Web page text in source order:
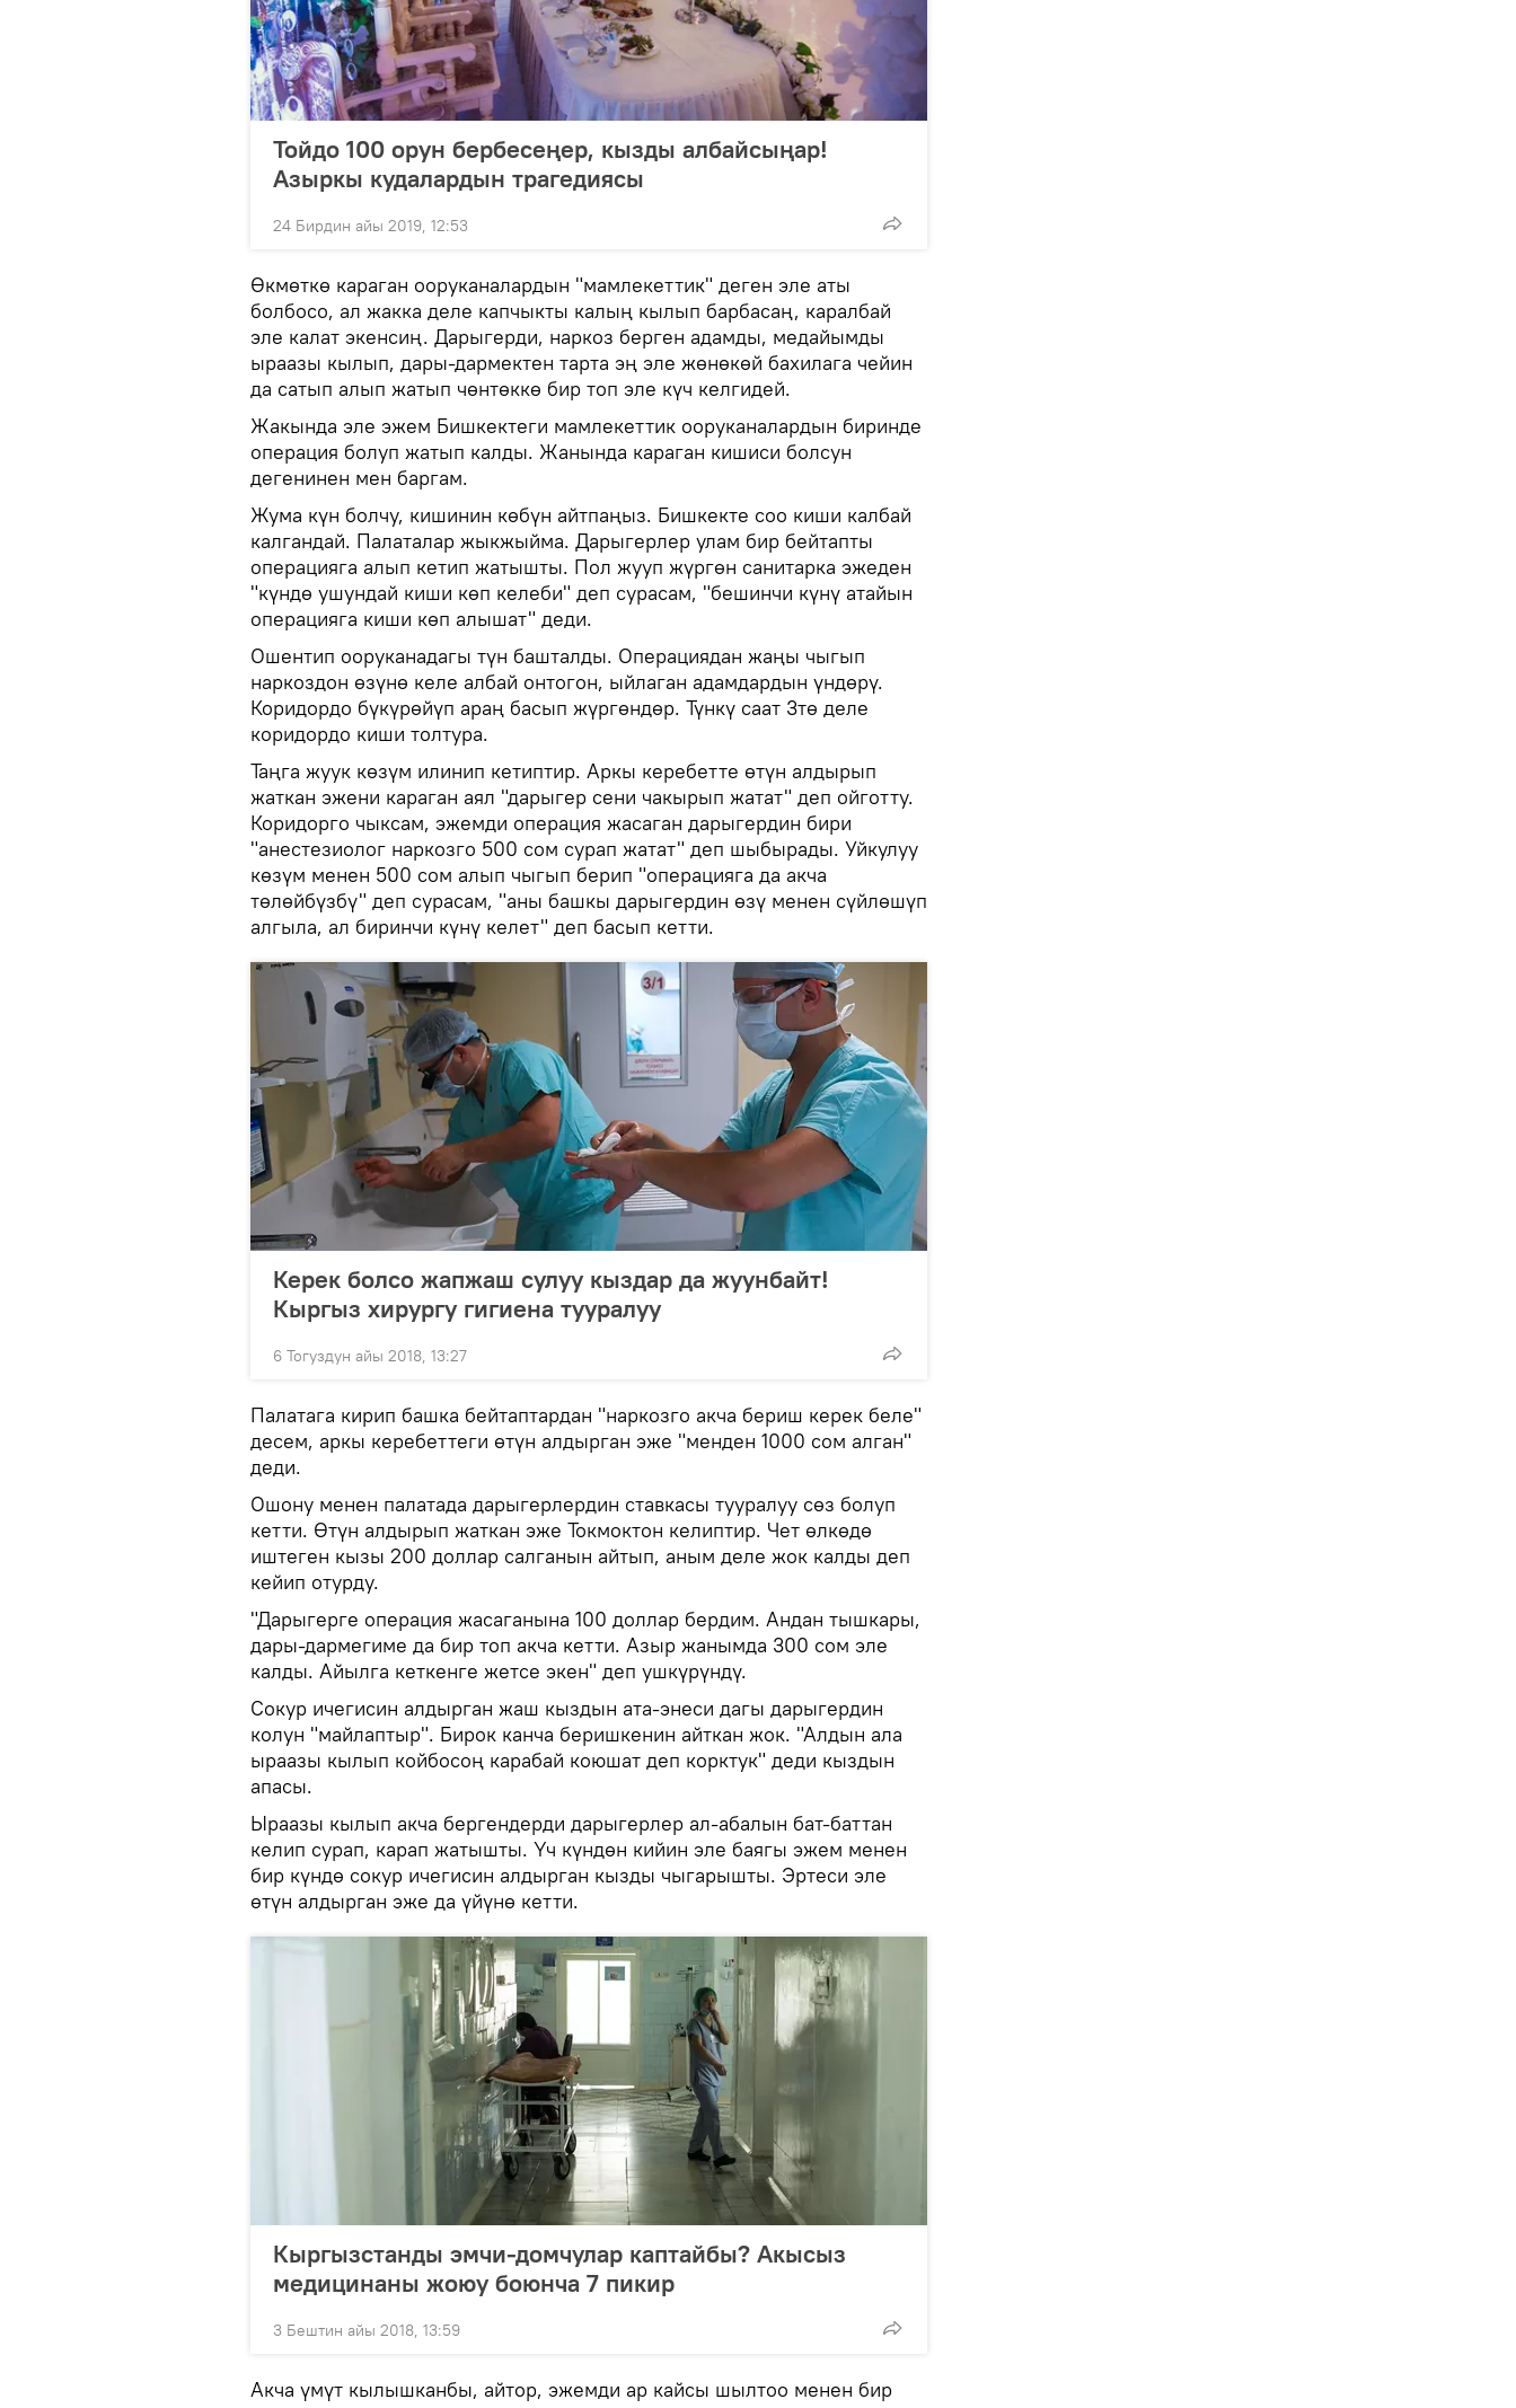
Тойдо 100 орун бербесеңер, кызды албайсыңар!
Азыркы кудалардын трагедиясы
24 Бирдин айы 2019, 12:53
Өкмөткө караган ооруканалардын "мамлекеттик" деген эле аты
болбосо, ал жакка деле капчыкты калың кылып барбасаң, каралбай
эле калат экенсиң. Дарыгерди, наркоз берген адамды, медайымды
ыраазы кылып, дары-дармектен тарта эң эле жөнөкөй бахилага чейин
да сатып алып жатып чөнтөккө бир топ эле күч келгидей.
Жакында эле эжем Бишкектеги мамлекеттик ооруканалардын биринде
операция болуп жатып калды. Жанында караган кишиси болсун
дегенинен мен баргам.
Жума күн болчу, кишинин көбүн айтпаңыз. Бишкекте соо киши калбай
калгандай. Палаталар жыкжыйма. Дарыгерлер улам бир бейтапты
операцияга алып кетип жатышты. Пол жууп жүргөн санитарка эжеден
"күндө ушундай киши көп келеби" деп сурасам, "бешинчи күнү атайын
операцияга киши көп алышат" деди.
Ошентип ооруканадагы түн башталды. Операциядан жаңы чыгып
наркоздон өзүнө келе албай онтогон, ыйлаган адамдардын үндөрү.
Коридордо бүкүрөйүп араң басып жүргөндөр. Түнкү саат 3тө деле
коридордо киши толтура.
Таңга жуук көзүм илинип кетиптир. Аркы керебетте өтүн алдырып
жаткан эжени караган аял "дарыгер сени чакырып жатат" деп ойготту.
Коридорго чыксам, эжемди операция жасаган дарыгердин бири
"анестезиолог наркозго 500 сом сурап жатат" деп шыбырады. Уйкулуу
көзүм менен 500 сом алып чыгып берип "операцияга да акча
төлөйбүзбү" деп сурасам, "аны башкы дарыгердин өзү менен сүйлөшүп
алгыла, ал биринчи күнү келет" деп басып кетти.
Керек болсо жапжаш сулуу кыздар да жуунбайт!
Кыргыз хирургу гигиена тууралуу
6 Тогуздун айы 2018, 13:27
Палатага кирип башка бейтаптардан "наркозго акча бериш керек беле"
десем, аркы керебеттеги өтүн алдырган эже "менден 1000 сом алган"
деди.
Ошону менен палатада дарыгерлердин ставкасы тууралуу сөз болуп
кетти. Өтүн алдырып жаткан эже Токмоктон келиптир. Чет өлкөдө
иштеген кызы 200 доллар салганын айтып, аным деле жок калды деп
кейип отурду.
"Дарыгерге операция жасаганына 100 доллар бердим. Андан тышкары,
дары-дармегиме да бир топ акча кетти. Азыр жанымда 300 сом эле
калды. Айылга кеткенге жетсе экен" деп ушкүрүндү.
Сокур ичегисин алдырган жаш кыздын ата-энеси дагы дарыгердин
колун "майлаптыр". Бирок канча беришкенин айткан жок. "Алдын ала
ыраазы кылып койбосоң карабай коюшат деп корктук" деди кыздын
апасы.
Ыраазы кылып акча бергендерди дарыгерлер ал-абалын бат-баттан
келип сурап, карап жатышты. Үч күндөн кийин эле баягы эжем менен
бир күндө сокур ичегисин алдырган кызды чыгарышты. Эртеси эле
өтүн алдырган эже да үйүнө кетти.
Кыргызстанды эмчи-домчулар каптайбы? Акысыз
медицинаны жоюу боюнча 7 пикир
3 Бештин айы 2018, 13:59
Акча үмүт кылышканбы, айтор, эжемди ар кайсы шылтоо менен бир